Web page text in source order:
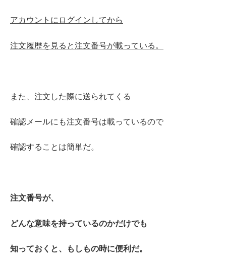
アカウントにログインしてから
注文履歴を見ると注文番号が載っている。
また、注文した際に送られてくる
確認メールにも注文番号は載っているので
確認することは簡単だ。
注文番号が、
どんな意味を持っているのかだけでも
知っておくと、もしもの時に便利だ。